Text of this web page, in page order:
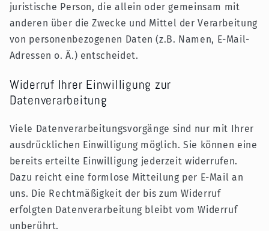
juristische Person, die allein oder gemeinsam mit
anderen über die Zwecke und Mittel der Verarbeitung
von personenbezogenen Daten (z.B. Namen, E-Mail-
Adressen o. Ä.) entscheidet.
Widerruf Ihrer Einwilligung zur
Datenverarbeitung
Viele Datenverarbeitungsvorgänge sind nur mit Ihrer
ausdrücklichen Einwilligung möglich. Sie können eine
bereits erteilte Einwilligung jederzeit widerrufen.
Dazu reicht eine formlose Mitteilung per E-Mail an
uns. Die Rechtmäßigkeit der bis zum Widerruf
erfolgten Datenverarbeitung bleibt vom Widerruf
unberührt.